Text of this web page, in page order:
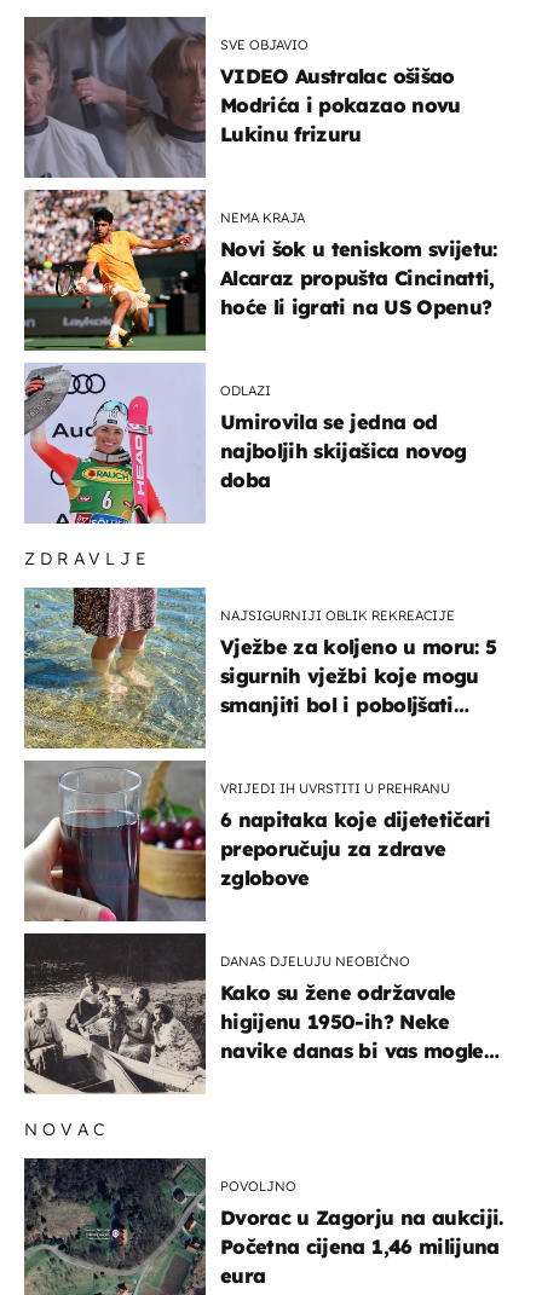
ZDRAVLJE
NAJSIGURNIJI OBLIK REKREACIJE
Vježbe za koljeno u moru: 5
sigurnih vježbi koje mogu
smanjiti bol i poboljšati
VRIJEDI IH UVRSTITI U PREHRANU
6 napitaka koje dijetetičari
preporučuju za zdrave
zglobove
DANAS DJELUJU NEOBIČNO
Kako su žene održavale
higijenu 1950-ih? Neke
navike danas bi vas mogle
SVE OBJAVIO
VIDEO Australac ošišao
Modrića i pokazao novu
Lukinu frizuru
NEMA KRAJA
Novi šok u teniskom svijetu:
Alcaraz propušta Cincinatti,
hoće li igrati na US Openu?
ODLAZI
Umirovila se jedna od
najboljih skijašica novog
doba
NOVAC
POVOLJNO
Dvorac u Zagorju na aukciji.
Početna cijena 1,46 milijuna
eura